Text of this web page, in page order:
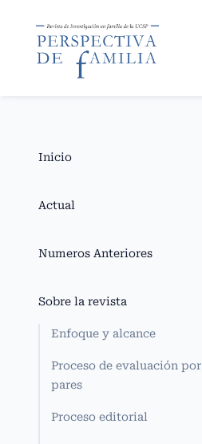
Inicio
Actual
Numeros Anteriores
Sobre la revista
Enfoque y alcance
Proceso de evaluación por
pares
Proceso editorial